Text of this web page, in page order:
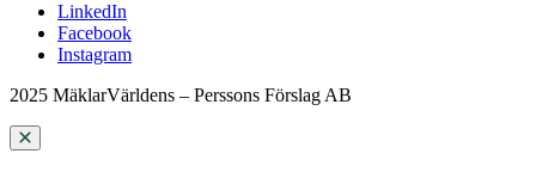
LinkedIn
Facebook
Instagram
2025 MäklarVärldens – Perssons Förslag AB